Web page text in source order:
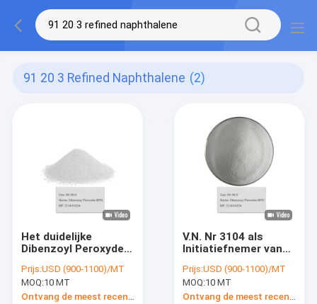
91 20 3 Refined Naphthalene (2)
Het duidelijke
Dibenzoyl Peroxyde
Spijker Acrylpoeder
Prijs:USD (900-1100)/MT
MOQ:10 MT
V.N. Nr 3104 als
Initiatiefnemer van
For Monomeric Vinyl
BPO worden de
gebruikt die van Upr
Prijs:USD (900-1100)/MT
MOQ:10 MT